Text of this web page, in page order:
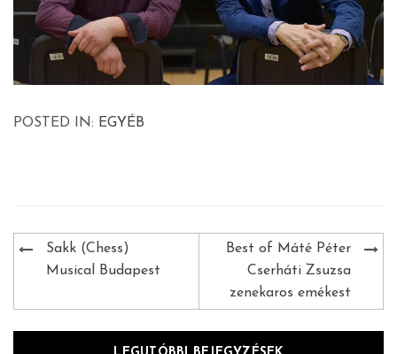
POSTED IN: EGYÉB
Bejegyzés
navigáció
Sakk (Chess)
Musical Budapest
Best of Máté Péter
Cserháti Zsuzsa
zenekaros emékest